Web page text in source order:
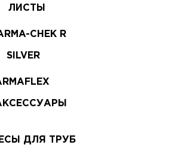
ЛИСТЫ
CHEK R
SILVER
ДЛЯ ТРУБ